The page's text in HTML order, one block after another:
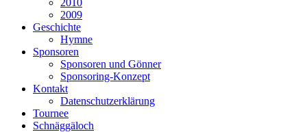
2010
2009
Geschichte
Hymne
Sponsoren
Sponsoren und Gönner
Sponsoring-Konzept
Kontakt
Datenschutzerklärung
Tournee
Schnäggäloch